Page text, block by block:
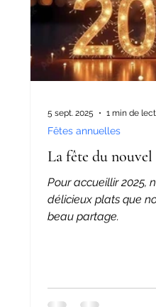
La fête du nouvel
Pour accueillir 2025,
délicieux plats que
beau partage.
Fêtes annuelles
5 sept. 2025 1 min de